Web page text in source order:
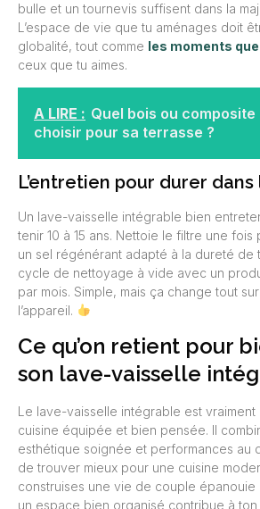
bulle et un tournevis suffisent dans la
L’espace de vie que tu aménages doit
globalité, tout comme les moments
ceux que tu aimes.
A LIRE : Quel bois ou composite
choisir pour sa terrasse ?
L’entretien pour durer
Un lave-vaisselle intégrable bien
tenir 10 à 15 ans. Nettoie le filtre une fois
un sel régénérant adapté à la dureté de
cycle de nettoyage à vide avec un
par mois. Simple, mais ça change tout
l’appareil.
Ce qu’on retient pour
son lave-vaisselle
Le lave-vaisselle intégrable est vraiment
cuisine équipée et bien pensée. Il
esthétique soignée et performances
de trouver mieux pour une cuisine
construises une vie de couple épanouie
un espace bien organisé contribue à